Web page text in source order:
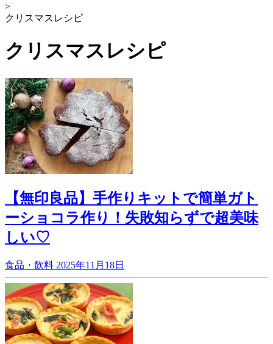
>
クリスマスレシピ
クリスマスレシピ
【無印良品】手作りキットで簡単ガト
ーショコラ作り！失敗知らずで超美味
しい♡
食品・飲料 2025年11月18日